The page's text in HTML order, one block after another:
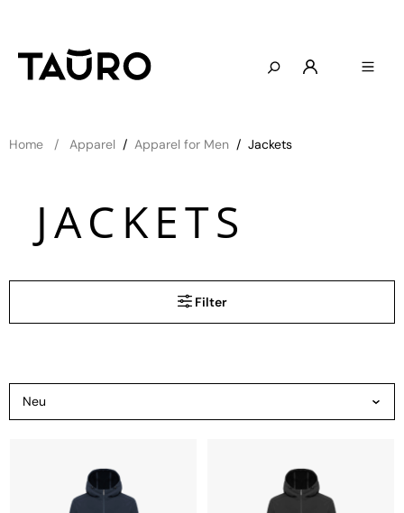
Home Apparel / Apparel for Men / Jackets
JACKETS
Filter